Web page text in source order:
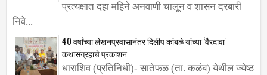
प्रत्यक्षात दहा महिने अनवाणी चालून व शासन दरबारी
निवे...
40 वर्षांच्या लेखनप्रवासानंतर दिलीप कांबळे यांच्या ‌‘वैरदावा'
कथासंग्रहाचे प्रकाशन
धाराशिव (प्रतिनिधी)- सातेफळ (ता. कळंब) येथील ज्येष्ठ